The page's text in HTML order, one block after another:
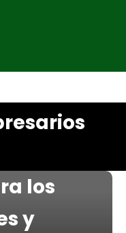
los
y